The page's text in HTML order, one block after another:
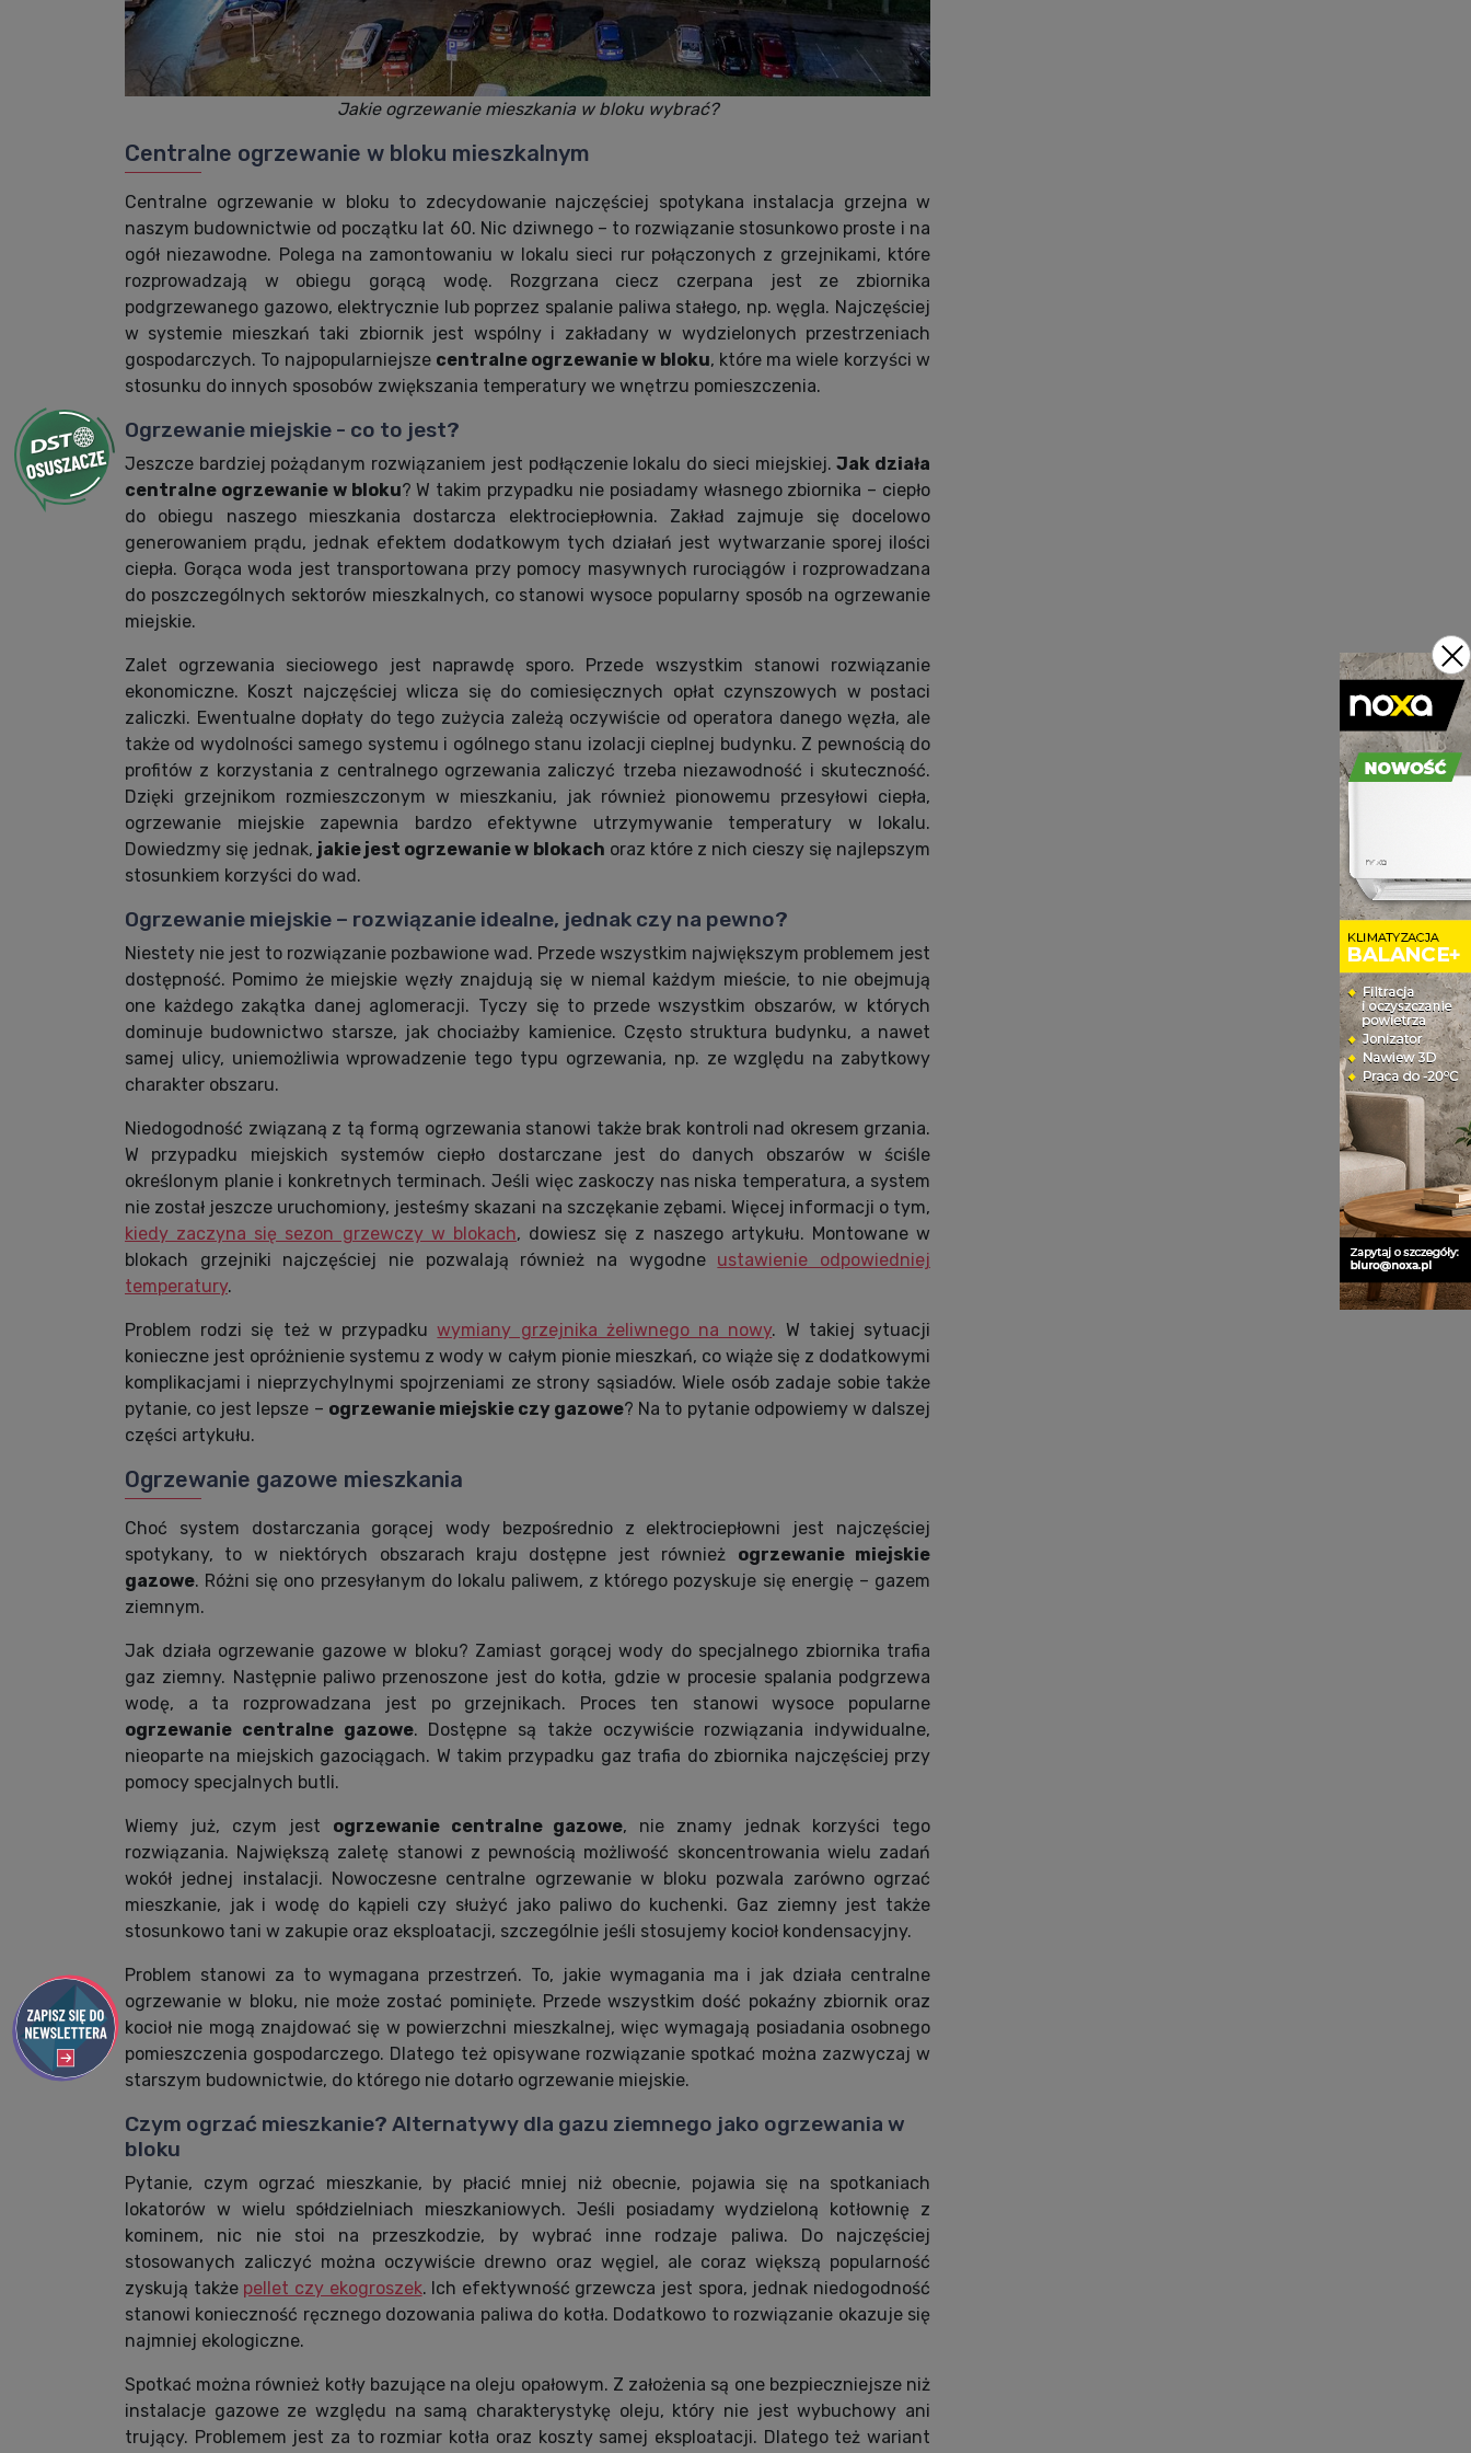
Jakie ogrzewanie mieszkania w bloku wybrać?
Centralne ogrzewanie w bloku mieszkalnym
Centralne ogrzewanie w bloku to zdecydowanie najczęściej spotykana instalacja grzejna w
naszym budownictwie od początku lat 60. Nic dziwnego – to rozwiązanie stosunkowo proste i na
ogół niezawodne. Polega na zamontowaniu w lokalu sieci rur połączonych z grzejnikami, które
rozprowadzają w obiegu gorącą wodę. Rozgrzana ciecz czerpana jest ze zbiornika
podgrzewanego gazowo, elektrycznie lub poprzez spalanie paliwa stałego, np. węgla. Najczęściej
w systemie mieszkań taki zbiornik jest wspólny i zakładany w wydzielonych przestrzeniach
gospodarczych. To najpopularniejsze centralne ogrzewanie w bloku, które ma wiele korzyści w
stosunku do innych sposobów zwiększania temperatury we wnętrzu pomieszczenia.
Ogrzewanie miejskie - co to jest?
Jeszcze bardziej pożądanym rozwiązaniem jest podłączenie lokalu do sieci miejskiej.Jak działa
centralne ogrzewanie w bloku? W takim przypadku nie posiadamy własnego zbiornika – ciepło
do obiegu naszego mieszkania dostarcza elektrociepłownia. Zakład zajmuje się docelowo
generowaniem prądu, jednak efektem dodatkowym tych działań jest wytwarzanie sporej ilości
ciepła. Gorąca woda jest transportowana przy pomocy masywnych rurociągów i rozprowadzana
do poszczególnych sektorów mieszkalnych, co stanowi wysoce popularny sposób na ogrzewanie
miejskie.
Zalet ogrzewania sieciowego jest naprawdę sporo. Przede wszystkim stanowi rozwiązanie
ekonomiczne. Koszt najczęściej wlicza się do comiesięcznych opłat czynszowych w postaci
zaliczki. Ewentualne dopłaty do tego zużycia zależą oczywiście od operatora danego węzła, ale
także od wydolności samego systemu i ogólnego stanu izolacji cieplnej budynku. Z pewnością do
profitów z korzystania z centralnego ogrzewania zaliczyć trzeba niezawodność i skuteczność.
Dzięki grzejnikom rozmieszczonym w mieszkaniu, jak również pionowemu przesyłowi ciepła,
ogrzewanie miejskie zapewnia bardzo efektywne utrzymywanie temperatury w lokalu.
Dowiedzmy się jednak, jakie jest ogrzewanie w blokach oraz które z nich cieszy się najlepszym
stosunkiem korzyści do wad.
Ogrzewanie miejskie – rozwiązanie idealne, jednak czy na pewno?
Niestety nie jest to rozwiązanie pozbawione wad. Przede wszystkim największym problemem jest
dostępność. Pomimo że miejskie węzły znajdują się w niemal każdym mieście, to nie obejmują
one każdego zakątka danej aglomeracji. Tyczy się to przede wszystkim obszarów, w których
dominuje budownictwo starsze, jak chociażby kamienice. Często struktura budynku, a nawet
samej ulicy, uniemożliwia wprowadzenie tego typu ogrzewania, np. ze względu na zabytkowy
charakter obszaru.
Niedogodność związaną z tą formą ogrzewania stanowi także brak kontroli nad okresem grzania.
W przypadku miejskich systemów ciepło dostarczane jest do danych obszarów w ściśle
określonym planie i konkretnych terminach. Jeśli więc zaskoczy nas niska temperatura, a system
nie został jeszcze uruchomiony, jesteśmy skazani na szczękanie zębami. Więcej informacji o tym,
kiedy zaczyna się sezon grzewczy w blokach, dowiesz się z naszego artykułu. Montowane w
blokach grzejniki najczęściej nie pozwalają również na wygodne ustawienie odpowiedniej
temperatury.
Problem rodzi się też w przypadkuwymiany grzejnika żeliwnego na nowy. W takiej sytuacji
konieczne jest opróżnienie systemu z wody w całym pionie mieszkań, co wiąże się z dodatkowymi
komplikacjami i nieprzychylnymi spojrzeniami ze strony sąsiadów. Wiele osób zadaje sobie także
pytanie, co jest lepsze – ogrzewanie miejskie czy gazowe? Na to pytanie odpowiemy w dalszej
części artykułu.
Ogrzewanie gazowe mieszkania
Choć system dostarczania gorącej wody bezpośrednio z elektrociepłowni jest najczęściej
spotykany, to w niektórych obszarach kraju dostępne jest również ogrzewanie miejskie
gazowe. Różni się ono przesyłanym do lokalu paliwem, z którego pozyskuje się energię – gazem
ziemnym.
Jak działa ogrzewanie gazowe w bloku? Zamiast gorącej wody do specjalnego zbiornika trafia
gaz ziemny. Następnie paliwo przenoszone jest do kotła, gdzie w procesie spalania podgrzewa
wodę, a ta rozprowadzana jest po grzejnikach. Proces ten stanowi wysoce popularne
ogrzewanie centralne gazowe. Dostępne są także oczywiście rozwiązania indywidualne,
nieoparte na miejskich gazociągach. W takim przypadku gaz trafia do zbiornika najczęściej przy
pomocy specjalnych butli.
Wiemy już, czym jest ogrzewanie centralne gazowe, nie znamy jednak korzyści tego
rozwiązania. Największą zaletę stanowi z pewnością możliwość skoncentrowania wielu zadań
wokół jednej instalacji. Nowoczesne centralne ogrzewanie w bloku pozwala zarówno ogrzać
mieszkanie, jak i wodę do kąpieli czy służyć jako paliwo do kuchenki. Gaz ziemny jest także
stosunkowo tani w zakupie oraz eksploatacji, szczególnie jeśli stosujemy kocioł kondensacyjny.
Problem stanowi za to wymagana przestrzeń. To, jakie wymagania ma i jak działa centralne
ogrzewanie w bloku, nie może zostać pominięte. Przede wszystkim dość pokaźny zbiornik oraz
kocioł nie mogą znajdować się w powierzchni mieszkalnej, więc wymagają posiadania osobnego
pomieszczenia gospodarczego. Dlatego też opisywane rozwiązanie spotkać można zazwyczaj w
starszym budownictwie, do którego nie dotarło ogrzewanie miejskie.
Czym ogrzać mieszkanie? Alternatywy dla gazu ziemnego jako ogrzewania w
bloku
Pytanie, czym ogrzać mieszkanie, by płacić mniej niż obecnie, pojawia się na spotkaniach
lokatorów w wielu spółdzielniach mieszkaniowych. Jeśli posiadamy wydzieloną kotłownię z
kominem, nic nie stoi na przeszkodzie, by wybrać inne rodzaje paliwa. Do najczęściej
stosowanych zaliczyć można oczywiście drewno oraz węgiel, ale coraz większą popularność
zyskują także pellet czy ekogroszek. Ich efektywność grzewcza jest spora, jednak niedogodność
stanowi konieczność ręcznego dozowania paliwa do kotła. Dodatkowo to rozwiązanie okazuje się
najmniej ekologiczne.
Spotkać można również kotły bazujące na oleju opałowym. Z założenia są one bezpieczniejsze niż
instalacje gazowe ze względu na samą charakterystykę oleju, który nie jest wybuchowy ani
trujący. Problemem jest za to rozmiar kotła oraz koszty samej eksploatacji. Dlatego też wariant